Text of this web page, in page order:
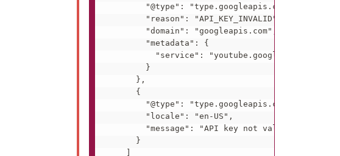
"@type": "type.googleapis.com/
        "reason": "API_KEY_INVALID",
        "domain": "googleapis.com",
        "metadata": {
          "service": "youtube.googleapis.com"
        }
      },
      {
"@type": "type.googleapis.com/
        "locale": "en-US",
"message": "API key not valid. Please
      }